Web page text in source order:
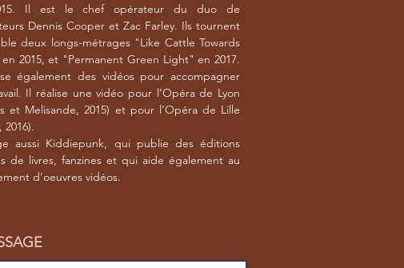
Il est le chef opérateur du duo de
Dennis Cooper et Zac Farley. Ils tournent
deux longs-métrages "Like Cattle Towards
2015, et "Permanent Green Light" en 2017.
également des vidéos pour accompagner
Il réalise une vidéo pour l’Opéra de Lyon
et Melisande, 2015) et pour l’Opéra de Lille
2016).
aussi Kiddiepunk, qui publie des éditions
de livres, fanzines et qui aide également au
d’oeuvres vidéos.